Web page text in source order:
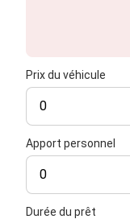
Prix du véhicule
Apport personnel
Durée du prêt